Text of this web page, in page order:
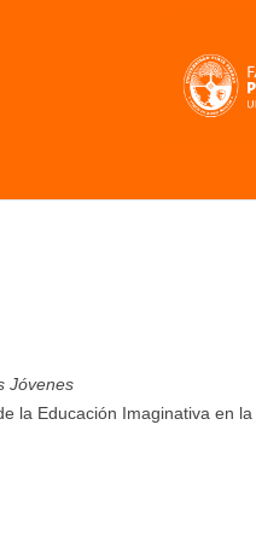
Jóvenes
la Educación Imaginativa en